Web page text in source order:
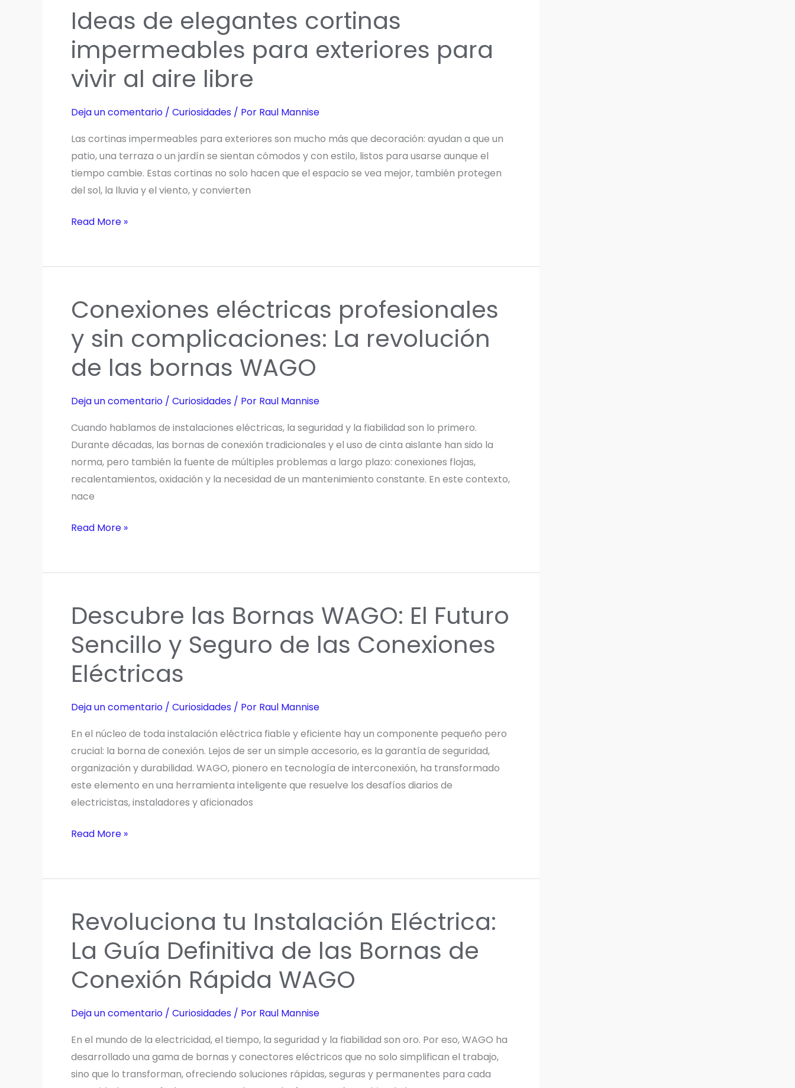
biberones
esterilizador
la
noche
Ideas de elegantes cortinas
impermeables para exteriores para
vivir al aire libre
Deja un comentario / Curiosidades / Por Raul Mannise
Las cortinas impermeables para exteriores son mucho más que decoración: ayudan a que un
patio, una terraza o un jardín se sientan cómodos y con estilo, listos para usarse aunque el
tiempo cambie. Estas cortinas no solo hacen que el espacio se vea mejor, también protegen
del sol, la lluvia y el viento, y convierten
Ideas
para
para
vivir
al
libre
Read More »
Conexiones eléctricas profesionales
y sin complicaciones: La revolución
de las bornas WAGO
Deja un comentario / Curiosidades / Por Raul Mannise
Cuando hablamos de instalaciones eléctricas, la seguridad y la fiabilidad son lo primero.
Durante décadas, las bornas de conexión tradicionales y el uso de cinta aislante han sido la
norma, pero también la fuente de múltiples problemas a largo plazo: conexiones flojas,
recalentamientos, oxidación y la necesidad de un mantenimiento constante. En este contexto,
nace
Conexiones
complicaciones:
revolución
de
las
WAGO
Read More »
Descubre las Bornas WAGO: El Futuro
Sencillo y Seguro de las Conexiones
Eléctricas
Deja un comentario / Curiosidades / Por Raul Mannise
En el núcleo de toda instalación eléctrica fiable y eficiente hay un componente pequeño pero
crucial: la borna de conexión. Lejos de ser un simple accesorio, es la garantía de seguridad,
organización y durabilidad. WAGO, pionero en tecnología de interconexión, ha transformado
este elemento en una herramienta inteligente que resuelve los desafíos diarios de
electricistas, instaladores y aficionados
Descubre
Futuro
Seguro
de
Conexiones
Eléctricas
Read More »
Revoluciona tu Instalación Eléctrica:
La Guía Definitiva de las Bornas de
Conexión Rápida WAGO
Deja un comentario / Curiosidades / Por Raul Mannise
En el mundo de la electricidad, el tiempo, la seguridad y la fiabilidad son oro. Por eso, WAGO ha
desarrollado una gama de bornas y conectores eléctricos que no solo simplifican el trabajo,
sino que lo transforman, ofreciendo soluciones rápidas, seguras y permanentes para cada